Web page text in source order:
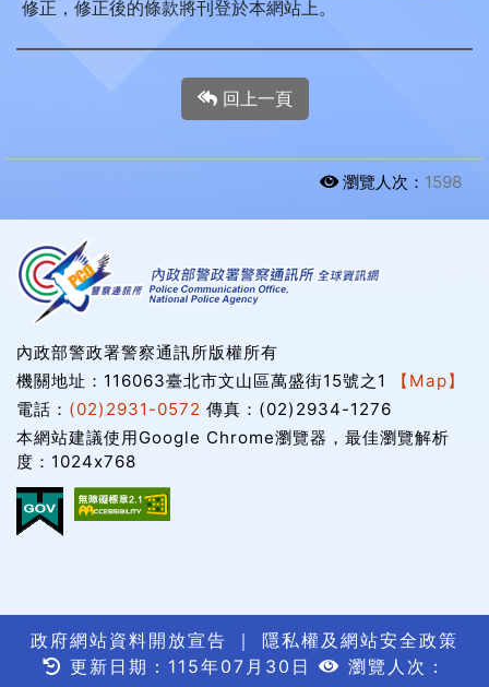
修正，修正後的條款將刊登於本網站上。
回上一頁
瀏覽人次： 1598
內政部警政署警察通訊所版權所有
機關地址：116063臺北市文山區萬盛街15號之1
【Map】
電話： (02)2931-0572 傳真：(02)2934-1276
本網站建議使用Google Chrome瀏覽器，最佳瀏覽解析
度：1024x768
政府網站資料開放宣告 ｜ 隱私權及網站安全政策
更新日期：115年07月30日
瀏覽人次：